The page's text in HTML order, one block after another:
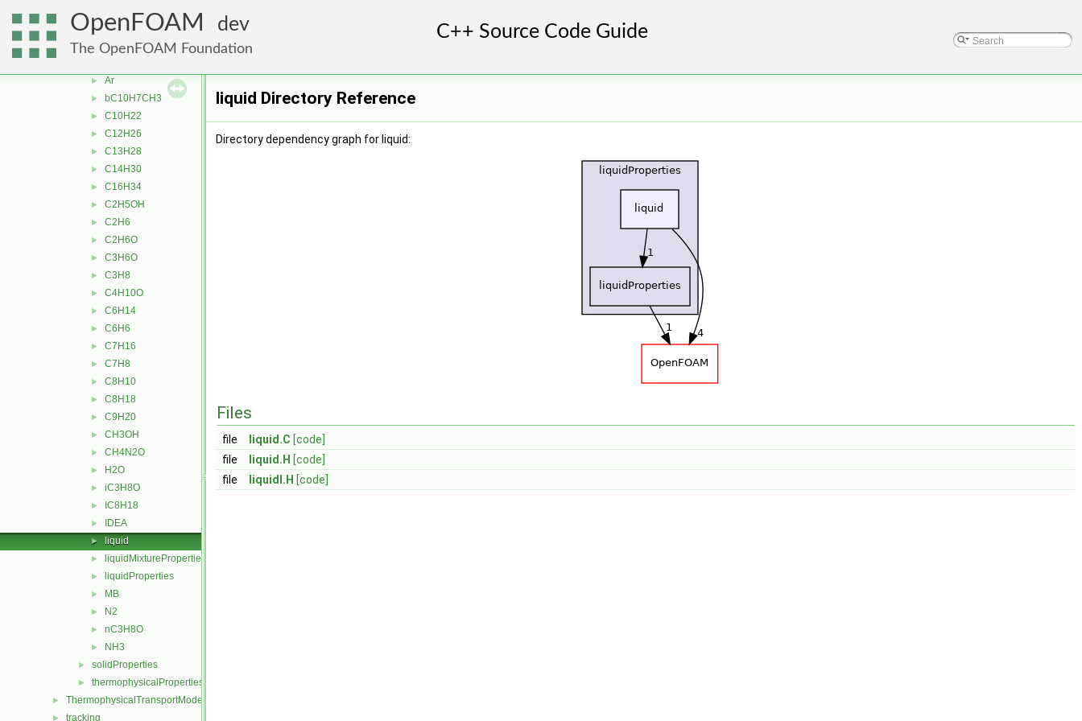
OpenFOAM dev
The OpenFOAM Foundation
▼ thermophysicalProperties
▼ liquidProperties
► Ar
► bC10H7CH3
► C10H22
► C12H26
► C13H28
► C14H30
► C16H34
► C2H5OH
► C2H6
► C2H6O
► C3H6O
► C3H8
► C4H10O
► C6H14
► C6H6
► C7H16
► C7H8
► C8H10
► C8H18
► C9H20
► CH3OH
► CH4N2O
► H2O
► iC3H8O
► IC8H18
► IDEA
► liquid
► liquidMixtureProperties
► liquidProperties
► MB
► N2
► nC3H8O
► NH3
► solidProperties
► thermophysicalProperties
► ThermophysicalTransportModels
► tracking
liquid Directory Reference
Directory dependency graph for liquid:
Files
file liquid.C [code]
file
liquid.H [code]
file
liquidI.H [code]